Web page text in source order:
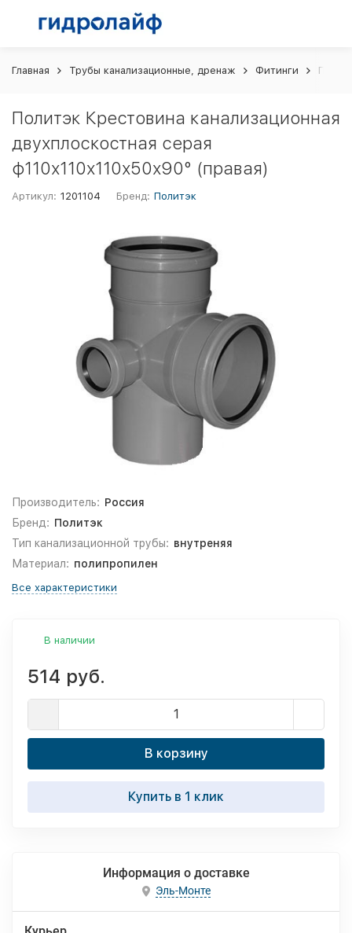
Главная Трубы канализационные, дренаж Фитинги
Политэк Крестовина канализационная
двухплоскостная серая
ф110х110х110х50х90° (правая)
Артикул: 1201104 Бренд: Политэк
Производитель: Россия
Бренд: Политэк
Тип канализационной трубы: внутреняя
Материал: полипропилен
Все характеристики
В наличии
514 руб.
В корзину
Купить в 1 клик
Информация о доставке
Эль-Монте